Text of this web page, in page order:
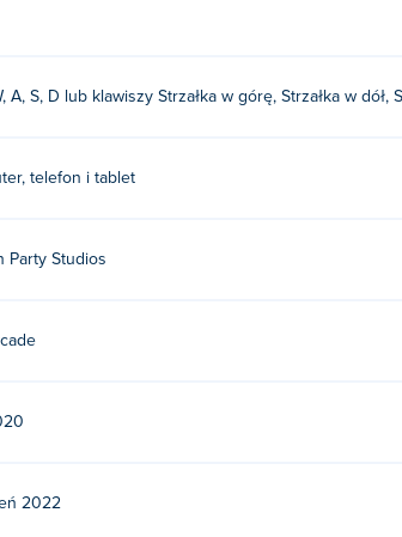
A, S, D lub klawiszy Strzałka w górę, Strzałka w
telefon i tablet
Party Studios
2022